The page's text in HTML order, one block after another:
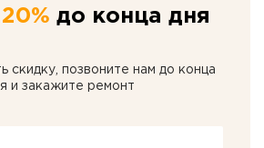
до конца дня
скидку, позвоните нам до конца
и закажите ремонт